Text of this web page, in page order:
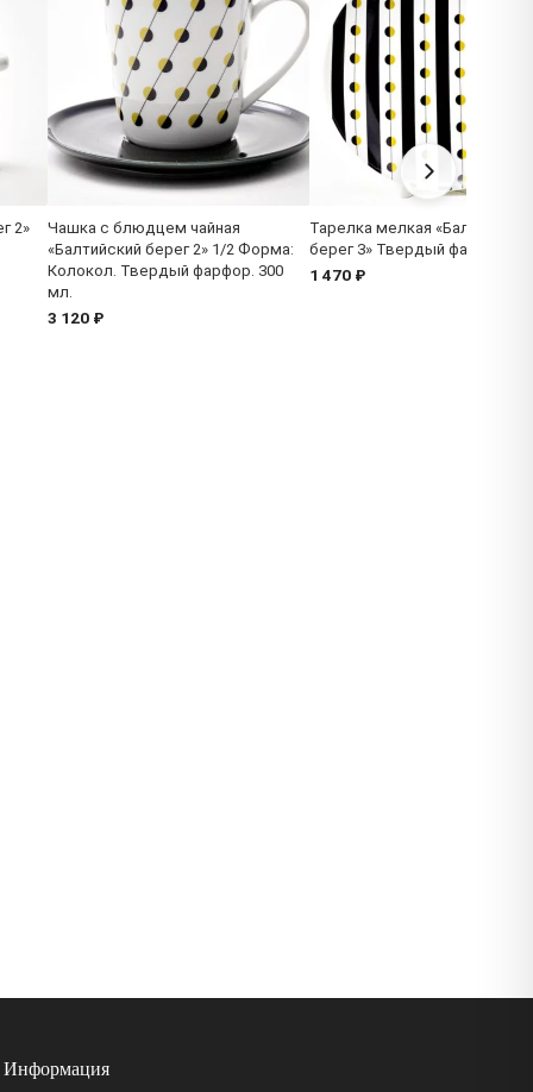
2»
Чашка с блюдцем чайная
«Балтийский берег 2» 1/2 Форма:
Колокол. Твердый фарфор. 300
мл.
3 120 ₽
Тарелка мелкая «Балтийский
берег 3» Твердый фарфор.
1 470 ₽
Информация